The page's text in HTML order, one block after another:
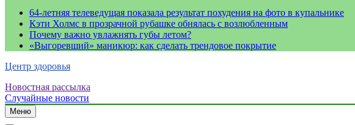
64-летняя телеведущая показала результат похудения на фото в купальнике
Кэти Холмс в прозрачной рубашке обнялась с возлюбленным
Почему важно увлажнять губы летом?
«Выгоревший» маникюр: как сделать трендовое покрытие
Центр здоровья
Новостная рассылка
Случайные новости
Меню